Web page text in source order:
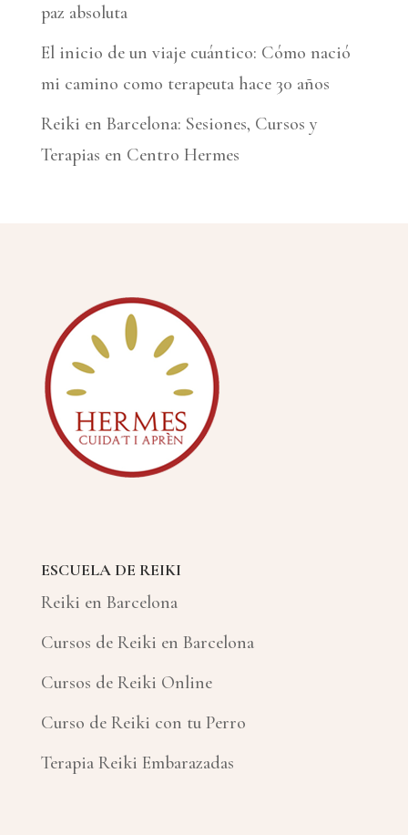
paz absoluta
El inicio de un viaje cuántico: Cómo nació
mi camino como terapeuta hace 30 años
Reiki en Barcelona: Sesiones, Cursos y
Terapias en Centro Hermes
ESCUELA DE REIKI
Reiki en Barcelona
Cursos de Reiki en Barcelona
Cursos de Reiki Online
Curso de Reiki con tu Perro
Terapia Reiki Embarazadas